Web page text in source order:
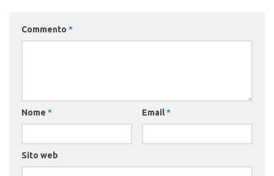
Commento *
Nome * Email*
Sito web